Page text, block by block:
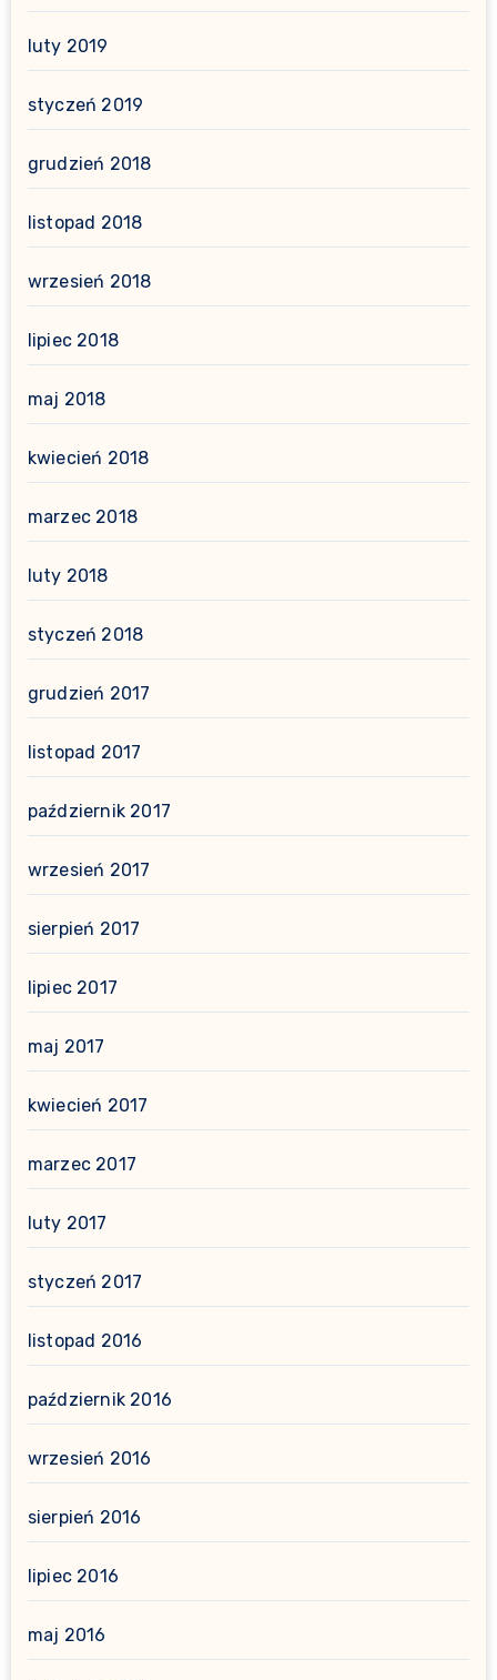
luty 2019
styczeń 2019
grudzień 2018
listopad 2018
wrzesień 2018
lipiec 2018
maj 2018
kwiecień 2018
marzec 2018
luty 2018
styczeń 2018
grudzień 2017
listopad 2017
październik 2017
wrzesień 2017
sierpień 2017
lipiec 2017
maj 2017
kwiecień 2017
marzec 2017
luty 2017
styczeń 2017
listopad 2016
październik 2016
wrzesień 2016
sierpień 2016
lipiec 2016
maj 2016